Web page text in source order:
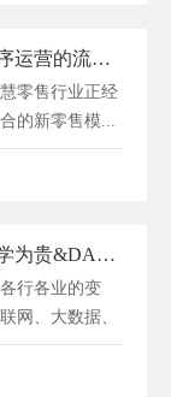
智慧零售新风尚：探秘小程序运营的流量变现秘籍
零售行业正经
的新零售模...
赋能教育新零售：探秘有赞学为贵&DASH编程学院小程序案例
行各业的变
网、大数据、